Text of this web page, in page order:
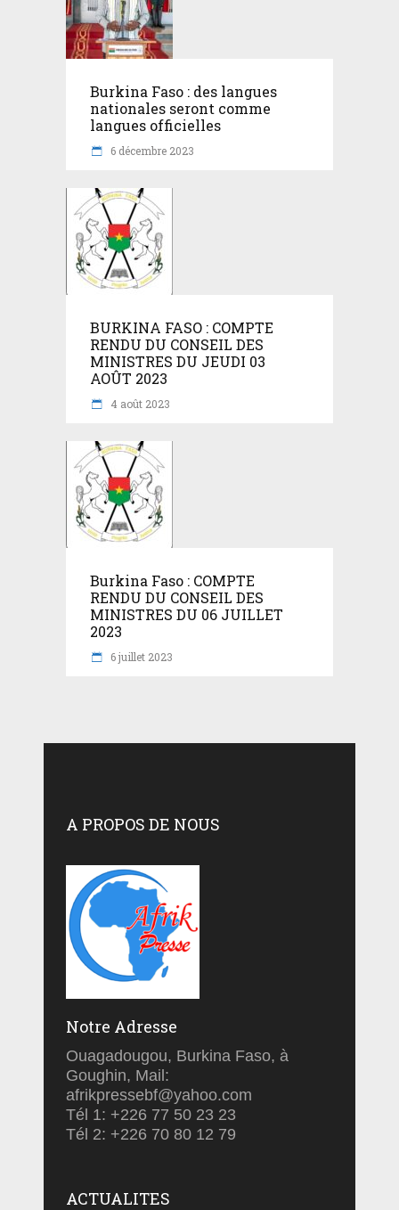
Burkina Faso : des langues
nationales seront comme
langues officielles
6 décembre 2023
BURKINA FASO : COMPTE
RENDU DU CONSEIL DES
MINISTRES DU JEUDI 03
AOÛT 2023
4 août 2023
Burkina Faso : COMPTE
RENDU DU CONSEIL DES
MINISTRES DU 06 JUILLET
2023
6 juillet 2023
A PROPOS DE NOUS
Notre Adresse
Ouagadougou, Burkina Faso, à
Goughin, Mail:
afrikpressebf@yahoo.com
Tél 1: +226 77 50 23 23
Tél 2: +226 70 80 12 79
ACTUALITES